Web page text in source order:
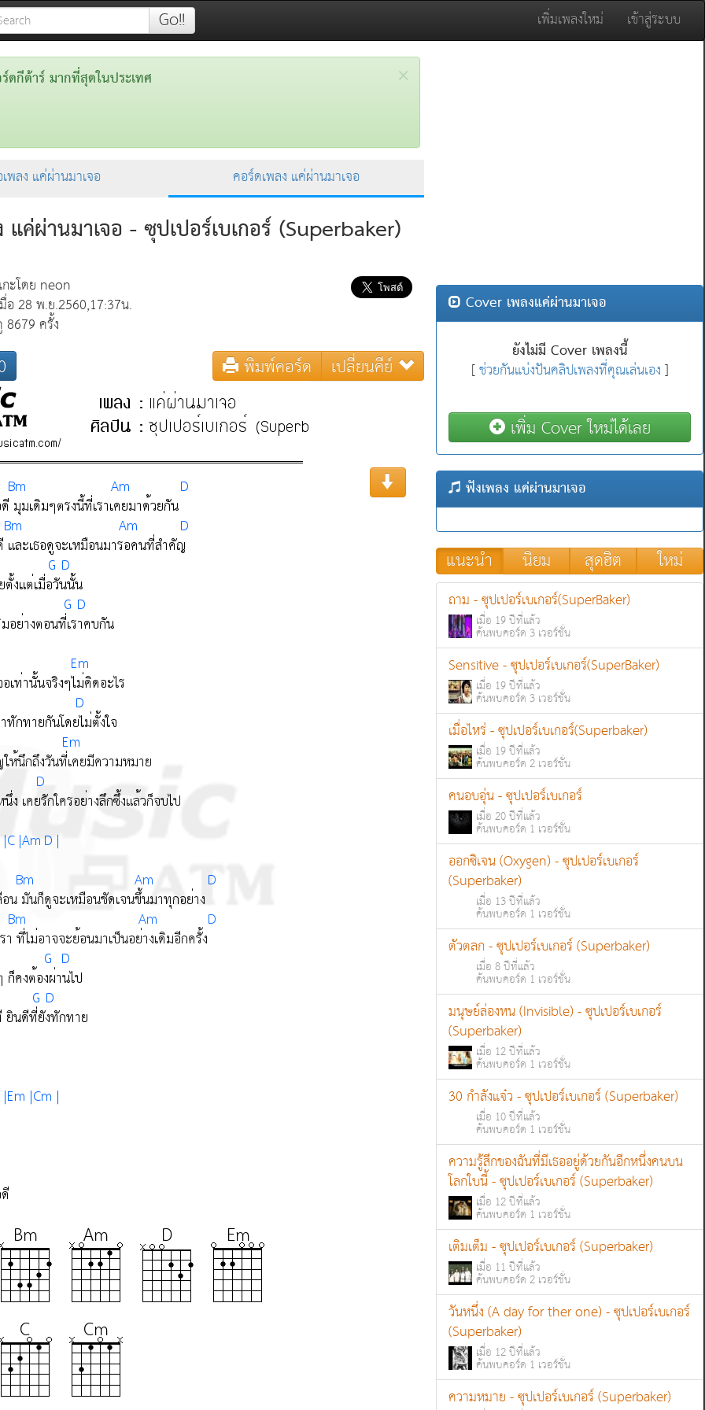
Go!! เพิ่มเพลงใหม่ เข้าสู่ระบบ
×
กีต้าร์ มากที่สุดในประเทศ
พลง แค่ผ่านมาเจอ คอร์ดเพลง แค่ผ่านมาเจอ
แค่ผ่านมาเจอ - ซุปเปอร์เบเกอร์ (Superbaker)
ะโดย neon
อ 28 พ.ย.2560,17:37น.
8679 ครั้ง
พิมพ์คอร์ด เปลี่ยนคีย์
Cover เพลงแค่ผ่านมาเจอ
ยังไม่มี Cover เพลงนี้
[ช่วยกันแบ่งปันคลิปเพลงที่คุณเล่นเอง]
เพิ่ม Cover ใหม่ได้เลย
ฟังเพลง แค่ผ่านมาเจอ
แนะนำ นิยม สุดฮิต ใหม่
ถาม - ซุปเปอร์เบเกอร์(SuperBaker)
เมื่อ 19 ปีที่แล้ว
ค้นพบคอร์ด 3 เวอร์ชั่น
Sensitive - ซุปเปอร์เบเกอร์(SuperBaker)
เมื่อ 19 ปีที่แล้ว
ค้นพบคอร์ด 3 เวอร์ชั่น
เมื่อไหร่ - ซุปเปอร์เบเกอร์(Superbaker)
เมื่อ 19 ปีที่แล้ว
ค้นพบคอร์ด 2 เวอร์ชั่น
คนอบอุ่น - ซุปเปอร์เบเกอร์
เมื่อ 20 ปีที่แล้ว
ค้นพบคอร์ด 1 เวอร์ชั่น
ออกซิเจน (Oxygen) - ซุปเปอร์เบเกอร์
(Superbaker)
เมื่อ 13 ปีที่แล้ว
ค้นพบคอร์ด 1 เวอร์ชั่น
ตัวตลก - ซุปเปอร์เบเกอร์ (Superbaker)
เมื่อ 8 ปีที่แล้ว
ค้นพบคอร์ด 1 เวอร์ชั่น
มนุษย์ล่องหน (Invisible) - ซุปเปอร์เบเกอร์
(Superbaker)
เมื่อ 12 ปีที่แล้ว
ค้นพบคอร์ด 1 เวอร์ชั่น
30 กำลังแจ๋ว - ซุปเปอร์เบเกอร์ (Superbaker)
เมื่อ 10 ปีที่แล้ว
ค้นพบคอร์ด 1 เวอร์ชั่น
ความรู้สึกของฉันที่มีเธออยู่ด้วยกันอีกหนึ่งคนบน
โลกใบนี้ - ซุปเปอร์เบเกอร์ (Superbaker)
เมื่อ 12 ปีที่แล้ว
ค้นพบคอร์ด 1 เวอร์ชั่น
เติมเต็ม - ซุปเปอร์เบเกอร์ (Superbaker)
เมื่อ 11 ปีที่แล้ว
ค้นพบคอร์ด 2 เวอร์ชั่น
วันหนึ่ง (A day for ther one) - ซุปเปอร์เบเกอร์
(Superbaker)
เมื่อ 12 ปีที่แล้ว
ค้นพบคอร์ด 1 เวอร์ชั่น
ความหมาย - ซุปเปอร์เบเกอร์ (Superbaker)